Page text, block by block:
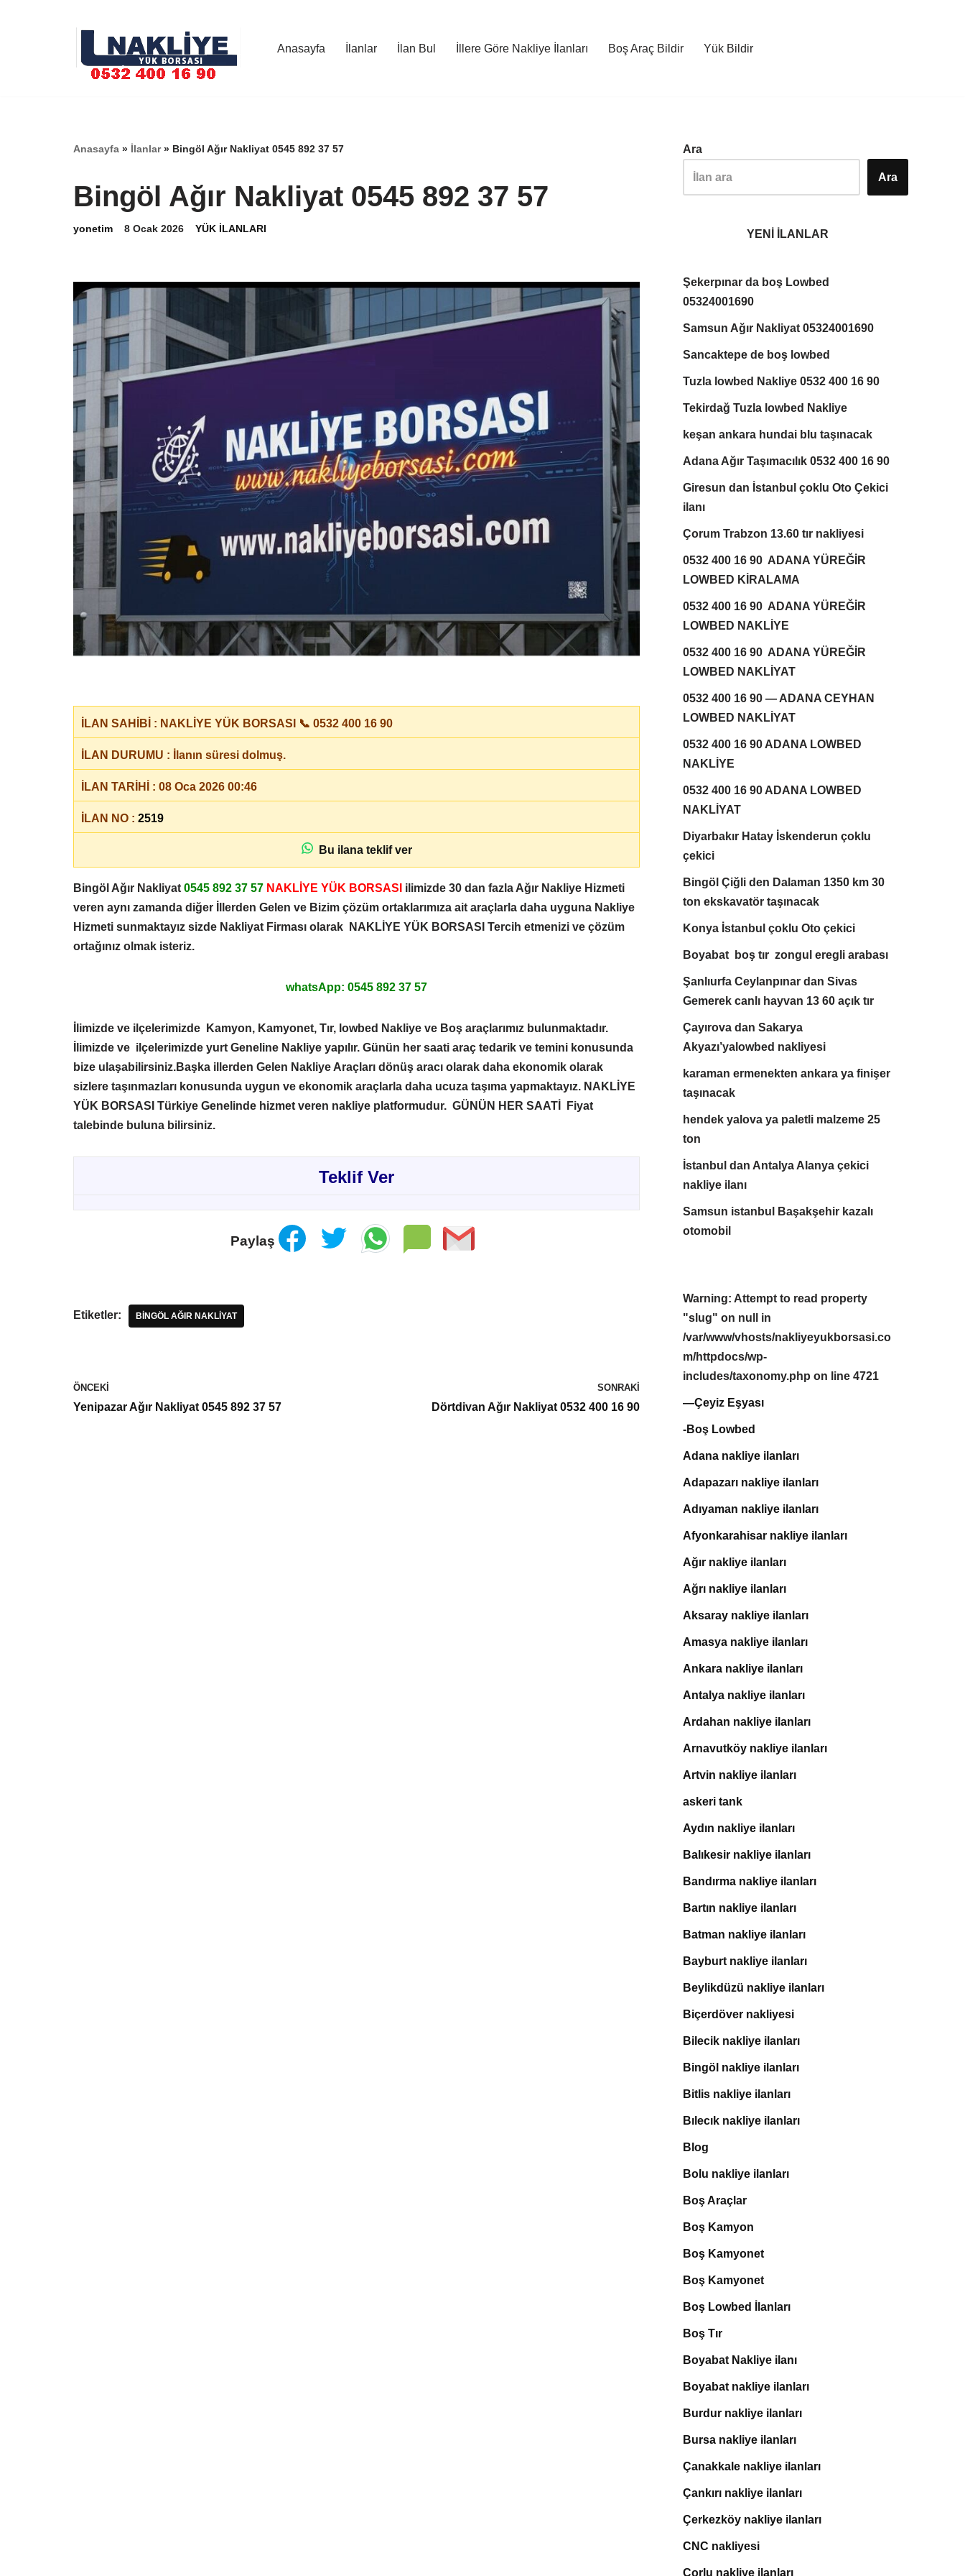
Anasayfa İlanlar İlan Bul İllere Göre Nakliye İlanları Boş Araç Bildir Yük Bildir
Anasayfa » İlanlar» Bingöl Ağır Nakliyat 0545 892 37 57
Bingöl Ağır Nakliyat 0545 892 37 57
yonetim 8 Ocak 2026 YÜK İLANLARI
İLAN SAHİBİ : NAKLİYE YÜK BORSASI 📞 0532 400 16 90
İLAN DURUMU : İlanın süresi dolmuş.
İLAN TARİHİ : 08 Oca 2026 00:46
İLAN NO : 2519
Bu ilana teklif ver
Bingöl Ağır Nakliyat 0545 892 37 57 NAKLİYE YÜK BORSASI ilimizde 30 dan fazla Ağır Nakliye Hizmeti
veren aynı zamanda diğer İllerden Gelen ve Bizim çözüm ortaklarımıza ait araçlarla daha uyguna Nakliye
Hizmeti sunmaktayız sizde Nakliyat Firması olarak
NAKLİYE YÜK BORSASI Tercih etmenizi ve çözüm
ortağınız olmak isteriz.
whatsApp: 0545 892 37 57
İlimizde ve ilçelerimizde Kamyon, Kamyonet, Tır, lowbed Nakliye ve Boş araçlarımız bulunmaktadır.
İlimizde ve ilçelerimizde yurt Geneline Nakliye yapılır. Günün her saati araç tedarik ve temini konusunda
bize ulaşabilirsiniz.Başka illerden Gelen Nakliye Araçları dönüş aracı olarak daha ekonomik olarak
sizlere taşınmazları konusunda uygun ve ekonomik araçlarla daha ucuza taşıma yapmaktayız. NAKLİYE
YÜK BORSASI Türkiye Genelinde hizmet veren nakliye platformudur. GÜNÜN HER SAATİ Fiyat
talebinde buluna bilirsiniz.
Teklif Ver
Paylaş
Etiketler: BINGÖL AĞIR NAKLIYAT
ÖNCEKI
Yenipazar Ağır Nakliyat 0545 892 37 57
SONRAKI
Dörtdivan Ağır Nakliyat 0532 400 16 90
Ara
Ara
YENİ İLANLAR
Şekerpınar da boş Lowbed
05324001690
Samsun Ağır Nakliyat 05324001690
Sancaktepe de boş lowbed
Tuzla lowbed Nakliye 0532 400 16 90
Tekirdağ Tuzla lowbed Nakliye
keşan ankara hundai blu taşınacak
Adana Ağır Taşımacılık 0532 400 16 90
Giresun dan İstanbul çoklu Oto Çekici
ilanı
Çorum Trabzon 13.60 tır nakliyesi
0532 400 16 90 ADANA YÜREĞİR
LOWBED KİRALAMA
0532 400 16 90 ADANA YÜREĞİR
LOWBED NAKLİYE
0532 400 16 90 ADANA YÜREĞİR
LOWBED NAKLİYAT
0532 400 16 90 — ADANA CEYHAN
LOWBED NAKLİYAT
0532 400 16 90 ADANA LOWBED
NAKLİYE
0532 400 16 90 ADANA LOWBED
NAKLİYAT
Diyarbakır Hatay İskenderun çoklu
çekici
Bingöl Çiğli den Dalaman 1350 km 30
ton ekskavatör taşınacak
Konya İstanbul çoklu Oto çekici
Boyabat boş tır zongul eregli arabası
Şanlıurfa Ceylanpınar dan Sivas
Gemerek canlı hayvan 13 60 açık tır
Çayırova dan Sakarya
Akyazı’yalowbed nakliyesi
karaman ermenekten ankara ya finişer
taşınacak
hendek yalova ya paletli malzeme 25
ton
İstanbul dan Antalya Alanya çekici
nakliye ilanı
Samsun istanbul Başakşehir kazalı
otomobil
Warning: Attempt to read property
"slug" on null in
/var/www/vhosts/nakliyeyukborsasi.co
m/httpdocs/wp-
includes/taxonomy.php on line 4721
—Çeyiz Eşyası
-Boş Lowbed
Adana nakliye ilanları
Adapazarı nakliye ilanları
Adıyaman nakliye ilanları
Afyonkarahisar nakliye ilanları
Ağır nakliye ilanları
Ağrı nakliye ilanları
Aksaray nakliye ilanları
Amasya nakliye ilanları
Ankara nakliye ilanları
Antalya nakliye ilanları
Ardahan nakliye ilanları
Arnavutköy nakliye ilanları
Artvin nakliye ilanları
askeri tank
Aydın nakliye ilanları
Balıkesir nakliye ilanları
Bandırma nakliye ilanları
Bartın nakliye ilanları
Batman nakliye ilanları
Bayburt nakliye ilanları
Beylikdüzü nakliye ilanları
Biçerdöver nakliyesi
Bilecik nakliye ilanları
Bingöl nakliye ilanları
Bitlis nakliye ilanları
Bılecık nakliye ilanları
Blog
Bolu nakliye ilanları
Boş Araçlar
Boş Kamyon
Boş Kamyonet
Boş Kamyonet
Boş Lowbed İlanları
Boş Tır
Boyabat Nakliye ilanı
Boyabat nakliye ilanları
Burdur nakliye ilanları
Bursa nakliye ilanları
Çanakkale nakliye ilanları
Çankırı nakliye ilanları
Çerkezköy nakliye ilanları
CNC nakliyesi
Çorlu nakliye ilanları